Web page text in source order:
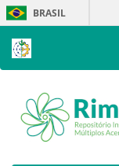
Skip
navigation
BRASIL